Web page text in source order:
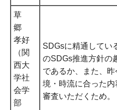
草
郷
孝好
（関
西大
学社
会学
部
SDGsに精通してい
のSDGs推進方針の
であるか、また、
境・時流に合った
審査いただくため。